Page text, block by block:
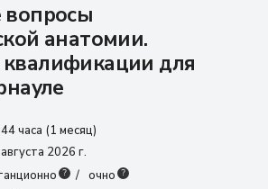
дистанционного обучения
анатомии.
для
часа (1 месяц)
2026 г.
? очно ?